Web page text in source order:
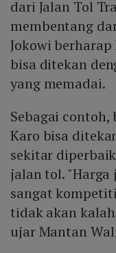
dari Jalan Tol
membentang
Jokowi
bisa ditekan
yang memadai.
Sebagai
Karo bisa
sekitar
jalan tol.
sangat
tidak akan
ujar Mantan